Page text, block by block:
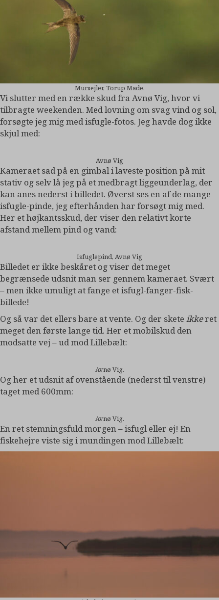
Mursejler, Torup Made.
Vi slutter med en række skud fra Avnø Vig, hvor vi
tilbragte weekenden. Med lovning om svag vind og sol,
forsøgte jeg mig med isfugle-fotos. Jeg havde dog ikke
skjul med:
Avnø Vig
Kameraet sad på en gimbal i laveste position på mit
stativ og selv lå jeg på et medbragt liggeunderlag, der
kan anes nederst i billedet. Øverst ses en af de mange
isfugle-pinde, jeg efterhånden har forsøgt mig med.
Her et højkantsskud, der viser den relativt korte
afstand mellem pind og vand:
Isfuglepind, Avnø Vig
Billedet er ikke beskåret og viser det meget
begrænsede udsnit man ser gennem kameraet. Svært
– men ikke umuligt at fange et isfugl-fanger-fisk-
billede!
Og så var det ellers bare at vente. Og der skete ikkeret
meget den første lange tid. Her et mobilskud den
modsatte vej – ud mod Lillebælt:
Avnø Vig.
Og her et udsnit af ovenstående (nederst til venstre)
taget med 600mm:
Avnø Vig.
En ret stemningsfuld morgen – isfugl eller ej! En
fiskehejre viste sig i mundingen mod Lillebælt: